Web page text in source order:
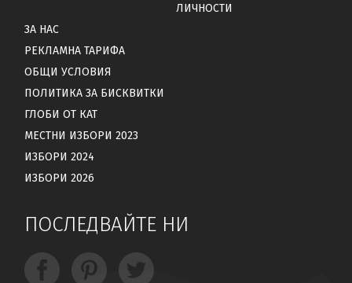
ЛИЧНОСТИ
ЗА НАС
РЕКЛАМНА ТАРИФА
ОБЩИ УСЛОВИЯ
ПОЛИТИКА ЗА БИСКВИТКИ
ГЛОБИ ОТ КАТ
МЕСТНИ ИЗБОРИ 2023
ИЗБОРИ 2024
ИЗБОРИ 2026
ПОСЛЕДВАЙТЕ НИ